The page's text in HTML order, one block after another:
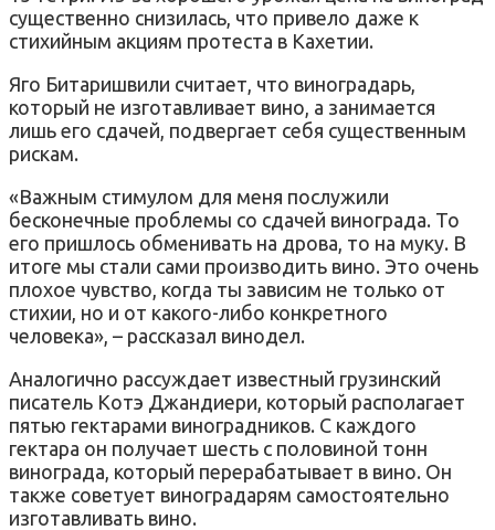
существенно снизилась, что привело даже к
стихийным акциям протеста в Кахетии.
Яго Битаришвили считает, что виноградарь,
который не изготавливает вино, а занимается
лишь его сдачей, подвергает себя существенным
рискам.
«Важным стимулом для меня послужили
бесконечные проблемы со сдачей винограда. То
его пришлось обменивать на дрова, то на муку. В
итоге мы стали сами производить вино. Это очень
плохое чувство, когда ты зависим не только от
стихии, но и от какого-либо конкретного
человека», – рассказал винодел.
Аналогично рассуждает известный грузинский
писатель Котэ Джандиери, который располагает
пятью гектарами виноградников. С каждого
гектара он получает шесть с половиной тонн
винограда, который перерабатывает в вино. Он
также советует виноградарям самостоятельно
изготавливать вино.